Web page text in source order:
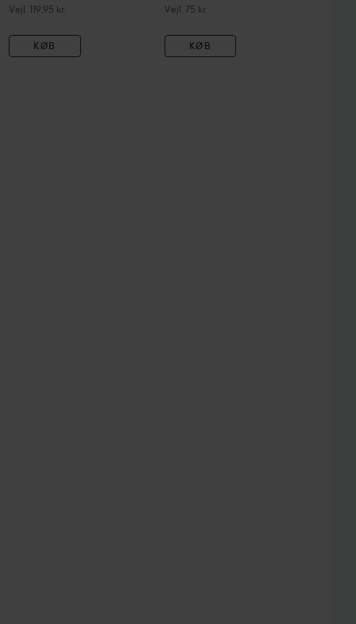
Vejl. 119,95 kr.
Vejledende pris 119,95 kr.
KØB
Vejl. 75 kr.
Vejledende pris 75 kr.
KØB